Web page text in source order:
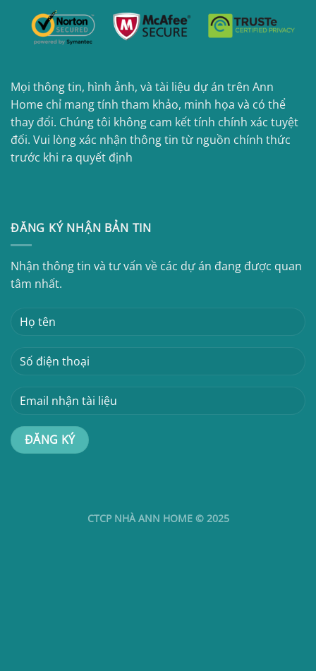
Mọi thông tin, hình ảnh, và tài liệu dự án trên Ann
Home chỉ mang tính tham khảo, minh họa và có thể
thay đổi. Chúng tôi không cam kết tính chính xác tuyệt
đối. Vui lòng xác nhận thông tin từ nguồn chính thức
trước khi ra quyết định
ĐĂNG KÝ NHẬN BẢN TIN
Nhận thông tin và tư vấn về các dự án đang được quan
tâm nhất.
CTCP NHÀ ANN HOME © 2025